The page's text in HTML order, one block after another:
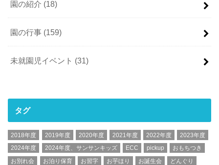
園の紹介 (18)
園の行事 (159)
未就園児イベント (31)
タグ
2018年度 2019年度 2020年度 2021年度 2022年度
2023年度
2024年度
2024年度、サンサンキッズ ECC pickup
おもちつき
お別れ会
お泊り保育 お習字 お芋ほり お誕生会
どんぐり